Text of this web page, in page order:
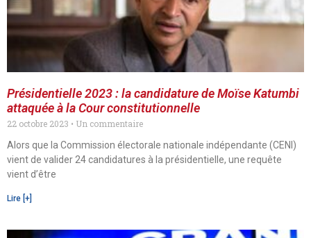
Présidentielle 2023 : la candidature de Moïse Katumbi
attaquée à la Cour constitutionnelle
22 octobre 2023
Un commentaire
Alors que la Commission électorale nationale indépendante (CENI)
vient de valider 24 candidatures à la présidentielle, une requête
vient d’être
Lire [+]